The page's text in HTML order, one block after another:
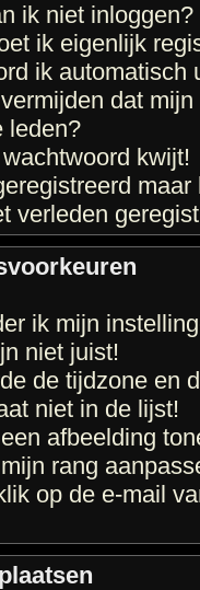
ik niet inloggen?
ik eigenlijk
ik automatisch
dat
leden?
kwijt!
verleden
ik mijn
niet juist!
de tijdzone en
niet in de lijst!
afbeelding
rang
op de e-mail